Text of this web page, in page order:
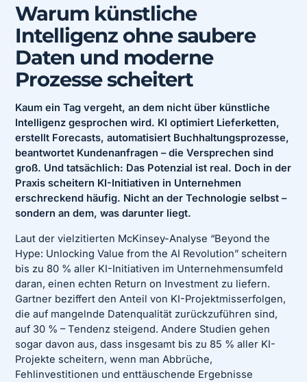
Warum künstliche
Intelligenz ohne saubere
Daten und moderne
Prozesse scheitert
Kaum ein Tag vergeht, an dem nicht über künstliche
Intelligenz gesprochen wird. KI optimiert Lieferketten,
erstellt Forecasts, automatisiert Buchhaltungsprozesse,
beantwortet Kundenanfragen – die Versprechen sind
groß. Und tatsächlich: Das Potenzial ist real. Doch in der
Praxis scheitern KI-Initiativen in Unternehmen
erschreckend häufig. Nicht an der Technologie selbst –
sondern an dem, was darunter liegt.
Laut der vielzitierten McKinsey-Analyse “Beyond the
Hype: Unlocking Value from the AI Revolution” scheitern
bis zu 80 % aller KI-Initiativen im Unternehmensumfeld
daran, einen echten Return on Investment zu liefern.
Gartner beziffert den Anteil von KI-Projektmisserfolgen,
die auf mangelnde Datenqualität zurückzuführen sind,
auf 30 % – Tendenz steigend. Andere Studien gehen
sogar davon aus, dass insgesamt bis zu 85 % aller KI-
Projekte scheitern, wenn man Abbrüche,
Fehlinvestitionen und enttäuschende Ergebnisse